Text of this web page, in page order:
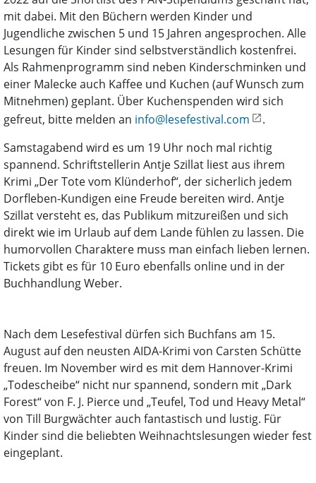
mit dabei. Mit den Büchern werden Kinder und
Jugendliche zwischen 5 und 15 Jahren angesprochen. Alle
Lesungen für Kinder sind selbstverständlich kostenfrei.
Als Rahmenprogramm sind neben Kinderschminken und
einer Malecke auch Kaffee und Kuchen (auf Wunsch zum
Mitnehmen) geplant. Über Kuchenspenden wird sich
gefreut, bitte melden an info@lesefestival.com
.
Samstagabend wird es um 19 Uhr noch mal richtig
spannend. Schriftstellerin Antje Szillat liest aus ihrem
Krimi „Der Tote vom Klünderhof“, der sicherlich jedem
Dorfleben-Kundigen eine Freude bereiten wird. Antje
Szillat versteht es, das Publikum mitzureißen und sich
direkt wie im Urlaub auf dem Lande fühlen zu lassen. Die
humorvollen Charaktere muss man einfach lieben lernen.
Tickets gibt es für 10 Euro ebenfalls online und in der
Buchhandlung Weber.
Nach dem Lesefestival dürfen sich Buchfans am 15.
August auf den neusten AIDA-Krimi von Carsten Schütte
freuen. Im November wird es mit dem Hannover-Krimi
„Todescheibe“ nicht nur spannend, sondern mit „Dark
Forest“ von F. J. Pierce und „Teufel, Tod und Heavy Metal“
von Till Burgwächter auch fantastisch und lustig. Für
Kinder sind die beliebten Weihnachtslesungen wieder fest
eingeplant.